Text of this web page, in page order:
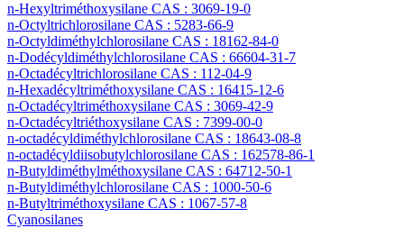
n-Hexyltriméthoxysilane CAS : 3069-19-0
n-Octyltrichlorosilane CAS : 5283-66-9
n-Octyldiméthylchlorosilane CAS : 18162-84-0
n-Dodécyldiméthylchlorosilane CAS : 66604-31-7
n-Octadécyltrichlorosilane CAS : 112-04-9
n-Hexadécyltriméthoxysilane CAS : 16415-12-6
n-Octadécyltriméthoxysilane CAS : 3069-42-9
n-Octadécyltriéthoxysilane CAS : 7399-00-0
n-octadécyldiméthylchlorosilane CAS : 18643-08-8
n-octadécyldiisobutylchlorosilane CAS : 162578-86-1
n-Butyldiméthylméthoxysilane CAS : 64712-50-1
n-Butyldiméthylchlorosilane CAS : 1000-50-6
n-Butyltriméthoxysilane CAS : 1067-57-8
Cyanosilanes